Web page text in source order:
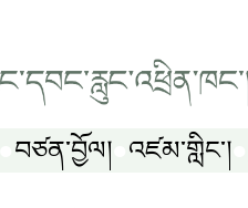
བཙན་བྱོལ། འཛམ་གླིང༌།